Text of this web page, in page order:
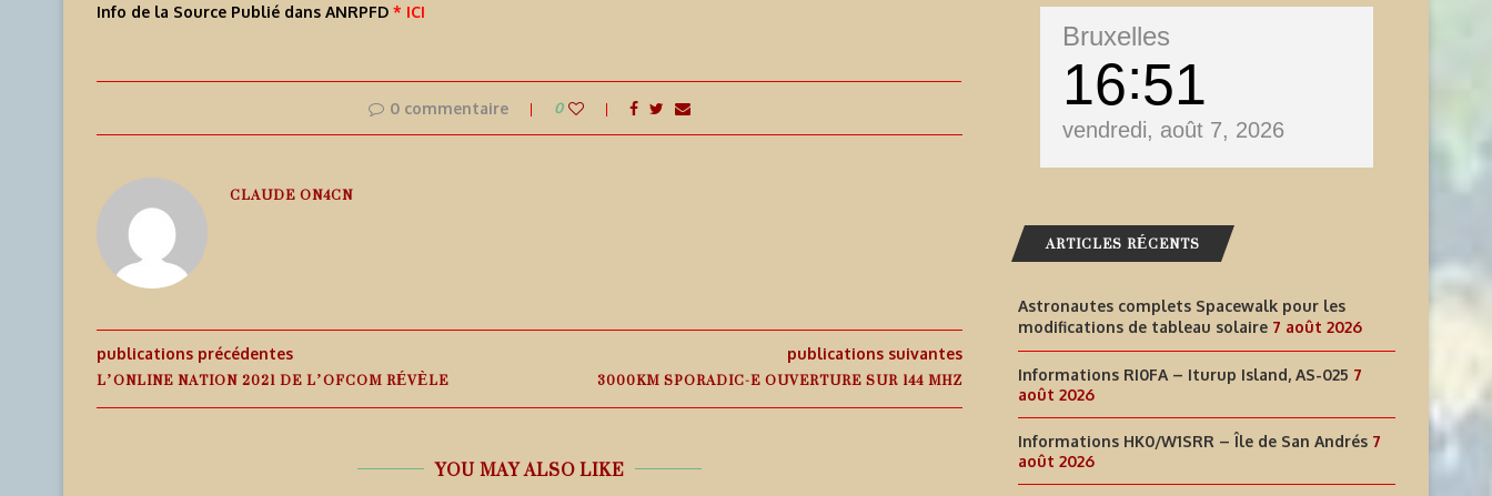
Info de la Source Publié dans ANRPFD * ICI
0 commentaire 0
CLAUDE ON4CN
publications précédentes
L’ONLINE NATION 2021 DE L’OFCOM RÉVÈLE
publications suivantes
3000KM SPORADIC-E OUVERTURE SUR 144 MHZ
YOU MAY ALSO LIKE
Bruxelles
16 51
vendredi, août 7, 2026
ARTICLES RÉCENTS
Astronautes complets Spacewalk pour les
modifications de tableau solaire 7 août 2026
Informations RI0FA – Iturup Island, AS-025 7
août 2026
Informations HK0/W1SRR – Île de San Andrés 7
août 2026